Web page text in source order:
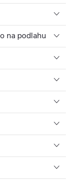
na podlahu